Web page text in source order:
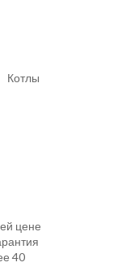
Котлы
цене
40